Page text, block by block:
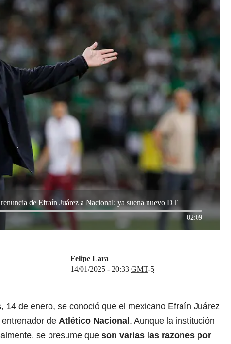
de Efraín Juárez a Nacional: ya suena nuevo DT
02:09
Felipe Lara
14/01/2025 - 20:33 GMT-5
14 de enero, se conoció que el mexicano Efraín Juárez
de Atlético Nacional . Aunque la institución
se presume que son varias las razones por